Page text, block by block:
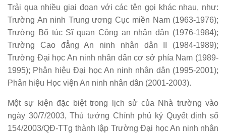
Trải qua nhiều giai đoạn với các tên gọi khác nhau, như:
Trường An ninh Trung ương Cục miền Nam (1963-1976);
Trường Bổ túc Sĩ quan Công an nhân dân (1976-1984);
Trường Cao đẳng An ninh nhân dân II (1984-1989);
Trường Đại học An ninh nhân dân cơ sở phía Nam (1989-
1995); Phân hiệu Đại học An ninh nhân dân (1995-2001);
Phân hiệu Học viện An ninh nhân dân (2001-2003).
Một sự kiện đặc biệt trong lịch sử của Nhà trường vào
ngày 30/7/2003, Thủ tướng Chính phủ ký Quyết định số
154/2003/QĐ-TTg thành lập Trường Đại học An ninh nhân